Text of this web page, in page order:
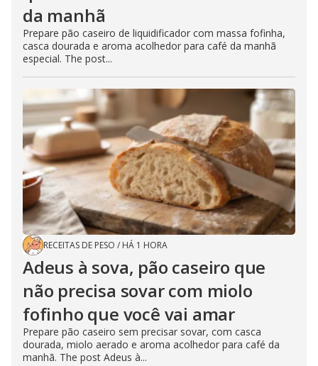
da manhã
Prepare pão caseiro de liquidificador com massa fofinha,
casca dourada e aroma acolhedor para café da manhã
especial. The post...
RECEITAS DE PESO / HÁ 1 HORA
Adeus à sova, pão caseiro que
não precisa sovar com miolo
fofinho que você vai amar
Prepare pão caseiro sem precisar sovar, com casca
dourada, miolo aerado e aroma acolhedor para café da
manhã. The post Adeus à...